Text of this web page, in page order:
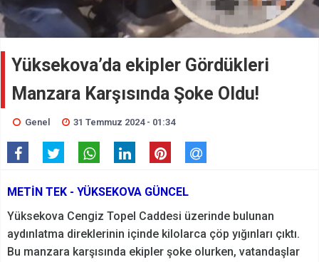
Yüksekova’da ekipler Gördükleri
Manzara Karşısında Şoke Oldu!
Genel 31 Temmuz 2024 - 01:34
METİN TEK - YÜKSEKOVA GÜNCEL
Yüksekova Cengiz Topel Caddesi üzerinde bulunan
aydınlatma direklerinin içinde kilolarca çöp yığınları çıktı.
Bu manzara karşısında ekipler şoke olurken, vatandaşlar